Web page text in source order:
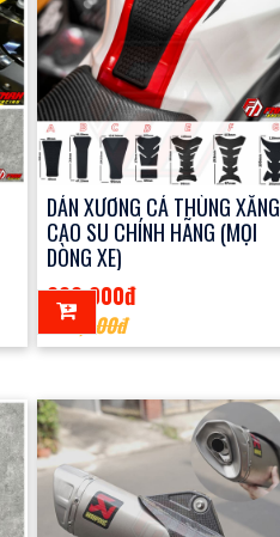
DÁN XƯƠNG CÁ THÙNG XĂNG
CAO SU CHÍNH HÃNG (MỌI
DÒNG XE)
200,000đ
360,000đ